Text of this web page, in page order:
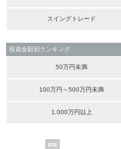
スイングトレード
投資金額別ランキング
50万円未満
100万円～500万円未満
1,000万円以上
PR